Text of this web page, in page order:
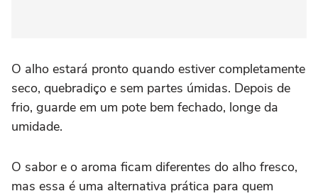
O alho estará pronto quando estiver completamente
seco, quebradiço e sem partes úmidas. Depois de
frio, guarde em um pote bem fechado, longe da
umidade.
O sabor e o aroma ficam diferentes do alho fresco,
mas essa é uma alternativa prática para quem